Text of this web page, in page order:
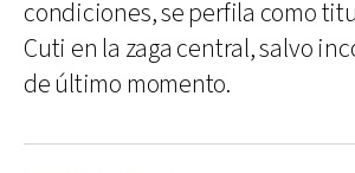
condiciones, se perfila como
Cuti en la zaga central, salvo
de último momento.